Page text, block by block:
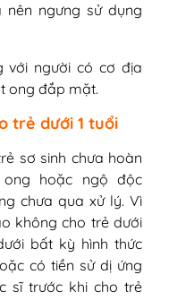
ngưng sử dụng
với người có cơ địa
ong đắp mặt.
trẻ dưới 1 tuổi
sơ sinh chưa hoàn
hoặc ngộ độc
chưa qua xử lý. Vì
không cho trẻ dưới
bất kỳ hình thức
có tiền sử dị ứng
sĩ trước khi cho trẻ